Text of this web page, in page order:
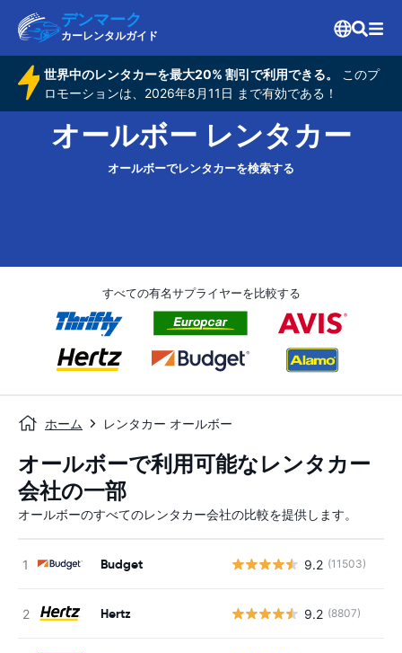
デンマーク
カーレンタルガイド
世界中のレンタカーを最大20% 割引で利用できる。
このプ
ロモーションは、2026年8月11日 まで有効である！
オールボー レンタカー
オールボーでレンタカーを検索する
すべての有名サプライヤーを比較する
ホーム レンタカー オールボー
オールボーで利用可能なレンタカー
会社の一部
オールボーのすべてのレンタカー会社の比較を提供します。
Budget 9.2 (11503)
Hertz 9.2 (8807)